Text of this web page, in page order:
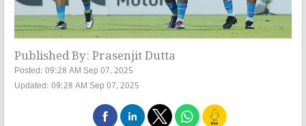
Published By: Prasenjit Dutta
Posted: 09:28 AM Sep 07, 2025
Updated: 09:28 AM Sep 07, 2025